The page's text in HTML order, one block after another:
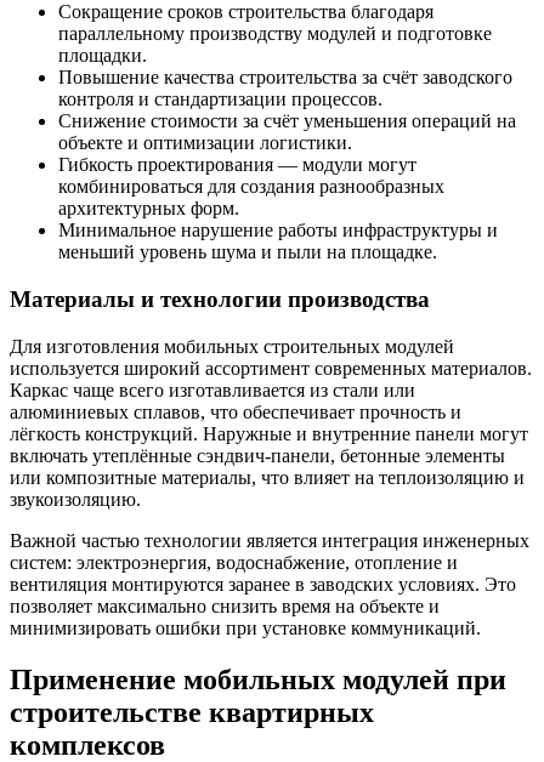
Сокращение сроков строительства благодаря
параллельному производству модулей и подготовке
площадки.
Повышение качества строительства за счёт заводского
контроля и стандартизации процессов.
Снижение стоимости за счёт уменьшения операций на
объекте и оптимизации логистики.
Гибкость проектирования — модули могут
комбинироваться для создания разнообразных
архитектурных форм.
Минимальное нарушение работы инфраструктуры и
меньший уровень шума и пыли на площадке.
Материалы и технологии производства
Для изготовления мобильных строительных модулей
используется широкий ассортимент современных материалов.
Каркас чаще всего изготавливается из стали или
алюминиевых сплавов, что обеспечивает прочность и
лёгкость конструкций. Наружные и внутренние панели могут
включать утеплённые сэндвич-панели, бетонные элементы
или композитные материалы, что влияет на теплоизоляцию и
звукоизоляцию.
Важной частью технологии является интеграция инженерных
систем: электроэнергия, водоснабжение, отопление и
вентиляция монтируются заранее в заводских условиях. Это
позволяет максимально снизить время на объекте и
минимизировать ошибки при установке коммуникаций.
Применение мобильных модулей при
строительстве квартирных
комплексов